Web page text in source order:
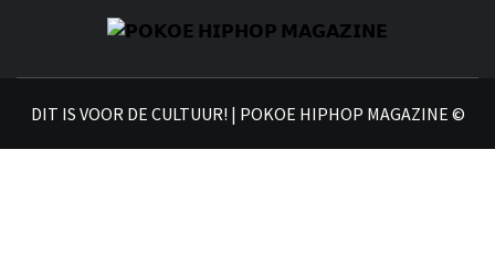
DIT IS VOOR DE CULTUUR! | POKOE HIPHOP MAGAZINE ©